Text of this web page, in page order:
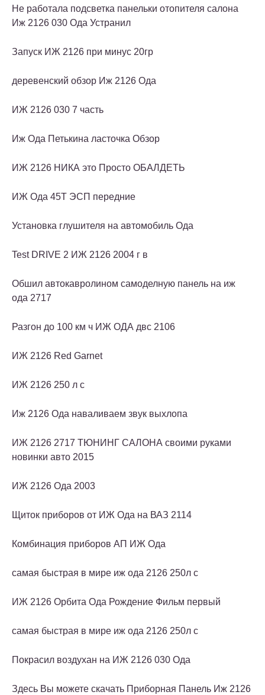
Не работала подсветка панельки отопителя салона
Иж 2126 030 Ода Устранил
Запуск ИЖ 2126 при минус 20гр
деревенский обзор Иж 2126 Ода
ИЖ 2126 030 7 часть
Иж Ода Петькина ласточка Обзор
ИЖ 2126 НИКА это Просто ОБАЛДЕТЬ
ИЖ Ода 45Т ЭСП передние
Установка глушителя на автомобиль Ода
Test DRIVE 2 ИЖ 2126 2004 г в
Обшил автокавролином самоделную панель на иж
ода 2717
Разгон до 100 км ч ИЖ ОДА двс 2106
ИЖ 2126 Red Garnet
ИЖ 2126 250 л с
Иж 2126 Ода наваливаем звук выхлопа
ИЖ 2126 2717 ТЮНИНГ САЛОНА своими руками
новинки авто 2015
ИЖ 2126 Ода 2003
Щиток приборов от ИЖ Ода на ВАЗ 2114
Комбинация приборов АП ИЖ Ода
самая быстрая в мире иж ода 2126 250л с
ИЖ 2126 Орбита Ода Рождение Фильм первый
самая быстрая в мире иж ода 2126 250л с
Покрасил воздухан на ИЖ 2126 030 Ода
Здесь Вы можете скачать Приборная Панель Иж 2126